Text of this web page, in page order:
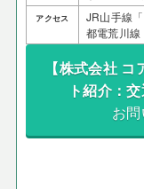
アクセス
JR山手線
都電荒川
【株式会社
ト紹介：
お